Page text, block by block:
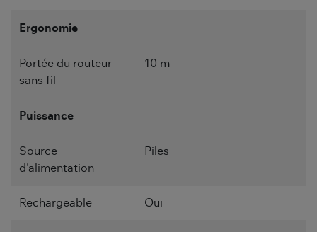
Ergonomie
Portée du routeur
sans fil
10 m
Puissance
Source
d'alimentation
Piles
Rechargeable Oui